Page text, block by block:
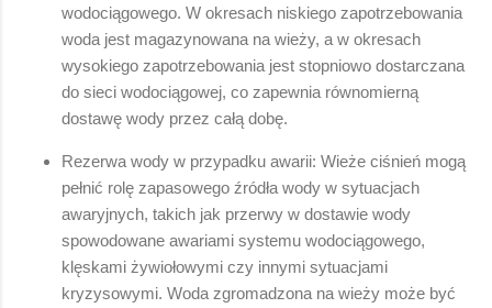
wodociągowego. W okresach niskiego zapotrzebowania
woda jest magazynowana na wieży, a w okresach
wysokiego zapotrzebowania jest stopniowo dostarczana
do sieci wodociągowej, co zapewnia równomierną
dostawę wody przez całą dobę.
Rezerwa wody w przypadku awarii: Wieże ciśnień mogą
pełnić rolę zapasowego źródła wody w sytuacjach
awaryjnych, takich jak przerwy w dostawie wody
spowodowane awariami systemu wodociągowego,
klęskami żywiołowymi czy innymi sytuacjami
kryzysowymi. Woda zgromadzona na wieży może być